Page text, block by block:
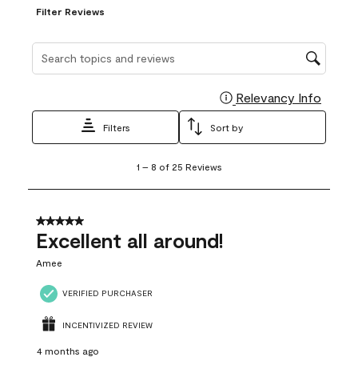
Filter Reviews
Relevancy Info
Filters Sort by
8
25
Reviews
1 – 8 of 25 Reviews
5 out of 5 stars.
Excellent all around!
Amee
VERIFIED PURCHASER
INCENTIVIZED REVIEW
4 months ago